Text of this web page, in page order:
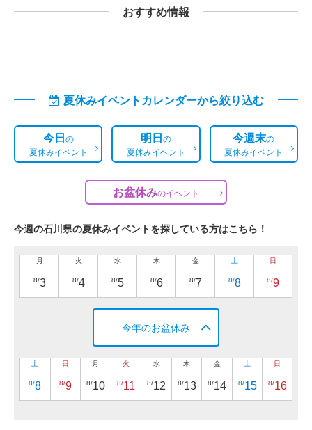
おすすめ情報
夏休みイベントカレンダーから絞り込む
今日の
夏休みイベント
明日の
夏休みイベント
今週末の
夏休みイベント
お盆休みのイベント
今週の石川県の夏休みイベントを探している方はこちら！
月
8/3
火
8/4
水
8/5
木
8/6
金
8/7
土
8/8
日
8/9
今年のお盆休み
土
8/8
日
8/9
月
8/10
火
8/11
水
8/12
木
8/13
金
8/14
土
8/15
日
8/16